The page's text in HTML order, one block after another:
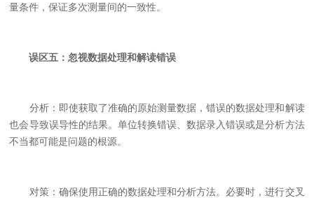
量条件，保证多次测量间的一致性。
误区五：忽视数据处理和解读错误
分析：即使获取了准确的原始测量数据，错误的数据处理和解读
也会导致误导性的结果。单位转换错误、数据录入错误或是分析方法
不当都可能是问题的根源。
对策：确保使用正确的数据处理和分析方法。必要时，进行交叉